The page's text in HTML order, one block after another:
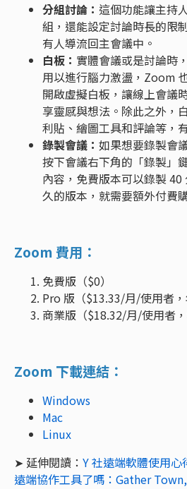
分組討論： 這個功能讓主持
組，還能設定討論時長的限
有人導流回主會議中。
白板： 實體會議或是討論時
用以進行腦力激盪，Zoom
開啟虛擬白板，讓線上會議
享靈感與想法。除此之外，
利貼、繪圖工具和評論等，
錄製會議： 如果想要錄製會
按下會議右下角的「錄製」
內容，免費版本可以錄製
久的版本，就需要額外付費
Zoom 費用：
免費版（$0）
Pro 版（$13.33/月/使用者，
商業版（$18.32/月/使用者，
Zoom 下載連結：
Windows
Mac
Linux
➤ 延伸閱讀： Y 社遠端軟體使用
遠端協作工具了嗎：Gather